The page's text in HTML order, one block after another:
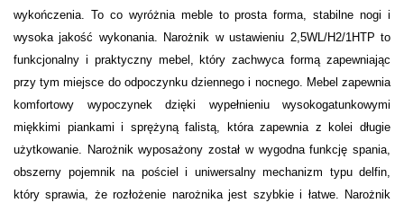
wykończenia. To co wyróżnia meble to prosta forma, stabilne nogi i
wysoka jakość wykonania. Narożnik w ustawieniu 2,5WL/H2/1HTP to
funkcjonalny i praktyczny mebel, który zachwyca formą zapewniając
przy tym miejsce do odpoczynku dziennego i nocnego. Mebel zapewnia
komfortowy wypoczynek dzięki wypełnieniu wysokogatunkowymi
miękkimi piankami i sprężyną falistą, która zapewnia z kolei długie
użytkowanie. Narożnik wyposażony został w wygodna funkcję spania,
obszerny pojemnik na pościel i uniwersalny mechanizm typu delfin,
który sprawia, że rozłożenie narożnika jest szybkie i łatwe. Narożnik